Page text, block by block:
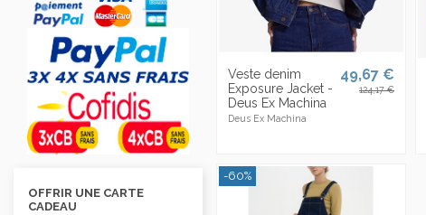
Veste denim
Exposure Jacket -
Deus Ex Machina
Deus Ex Machina
49,67 €
124,17 €
-60%
OFFRIR UNE CARTE
CADEAU